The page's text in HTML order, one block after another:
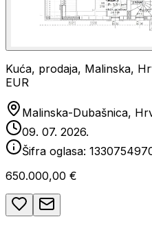
Kuća, prodaja, Malinska,
EUR
Malinska-Dubašnica,
09. 07. 2026.
Šifra oglasa:
650.000,00 €